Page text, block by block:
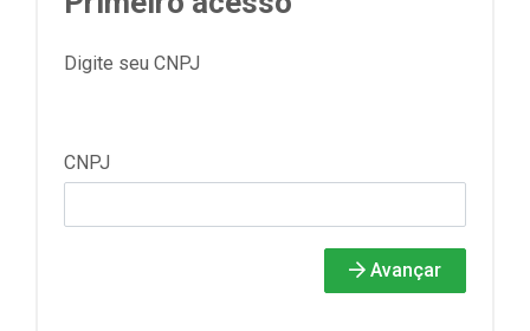
Digite seu CNPJ
CNPJ
Avançar